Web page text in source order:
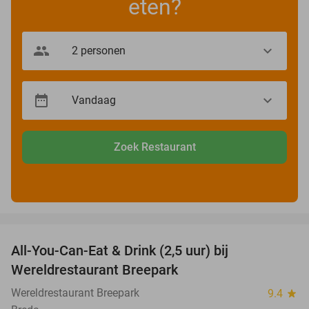
eten?
Zoek Restaurant
All-You-Can-Eat & Drink (2,5 uur) bij
Wereldrestaurant Breepark
Wereldrestaurant Breepark 9.4 star